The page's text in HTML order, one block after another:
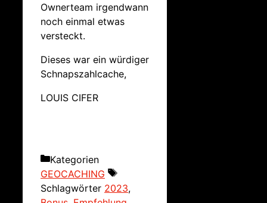
Ownerteam irgendwann
noch einmal etwas
versteckt.
Dieses war ein würdiger
Schnapszahlcache,
LOUIS CIFER
Kategorien
GEOCACHING
Schlagwörter 2023,